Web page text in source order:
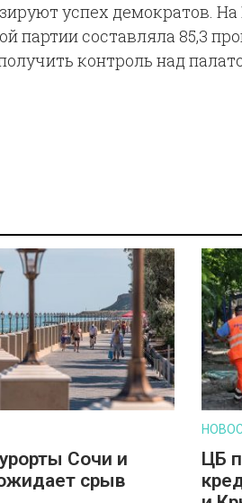
успех демократов. На
партии составляла 85,3
контроль над
Сочи и
срыв
ЦБ